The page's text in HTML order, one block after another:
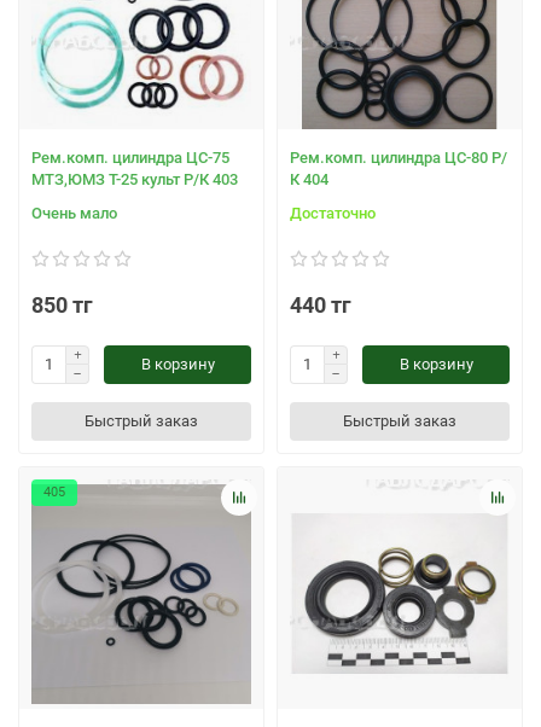
Рем.комп. цилиндра ЦС-75
МТЗ,ЮМЗ Т-25 культ Р/К 403
Очень мало
850 тг
В корзину
Быстрый заказ
Рем.комп. цилиндра ЦС-80 Р/
К 404
Достаточно
440 тг
В корзину
Быстрый заказ
405